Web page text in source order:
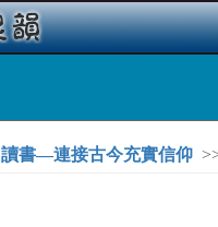
讀書—連接古今充實信仰